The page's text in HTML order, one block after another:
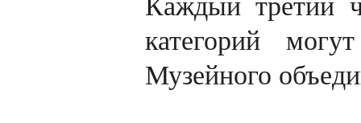
Каждый третий
категорий
Музейного